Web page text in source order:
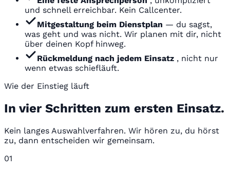
und schnell erreichbar. Kein Callcenter.
Mitgestaltung beim Dienstplan — du sagst,
was geht und was nicht. Wir planen mit dir, nicht
über deinen Kopf hinweg.
Rückmeldung nach jedem Einsatz , nicht nur
wenn etwas schiefläuft.
Wie der Einstieg läuft
In vier Schritten zum ersten Einsatz.
Kein langes Auswahlverfahren. Wir hören zu, du hörst
zu, dann entscheiden wir gemeinsam.
01